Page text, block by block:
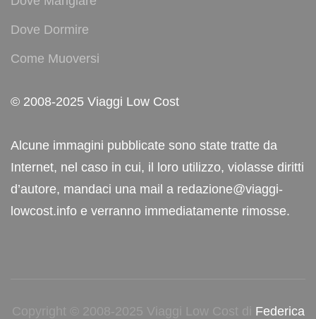
Dove Dormire
Come Muoversi
© 2008-2025 Viaggi Low Cost
Alcune immagini pubblicate sono state tratte da
Internet, nel caso in cui, il loro utilizzo, violasse diritti
d’autore, mandaci una mail a redazione@viaggi-
lowcost.info e verranno immediatamente rimosse.
Copyright © 2008-2025 Viaggi Low Cost di Federica